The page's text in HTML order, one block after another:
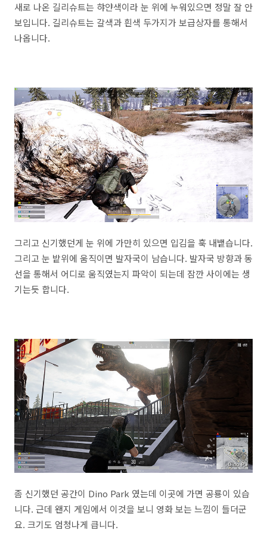
새로 나온 길리슈트는 햐얀색이라 눈 위에 누워있으면 정말 잘 안
보입니다. 길리슈트는 갈색과 흰색 두가지가 보급상자를 통해서
나옵니다.
그리고 신기했던게 눈 위에 가만히 있으면 입김을 훅 내뱉습니다.
그리고 눈 밭위에 움직이면 발자국이 남습니다. 발자국 방향과 동
선을 통해서 어디로 움직였는지 파악이 되는데 잠깐 사이에는 생
기는듯 합니다.
좀 신기했던 공간이 Dino Park 였는데 이곳에 가면 공룡이 있습
니다. 근데 왠지 게임에서 이것을 보니 영화 보는 느낌이 들더군
요. 크기도 엄청나게 큽니다.